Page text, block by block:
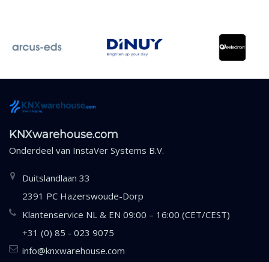
KNXwarehouse.com
Onderdeel van InstaVer Systems B.V.
Duitslandlaan 33
2391 PC Hazerswoude-Dorp
Klantenservice NL & EN 09:00 – 16:00 (CET/CEST)
+31 (0) 85 - 023 9075
info@knxwarehouse.com